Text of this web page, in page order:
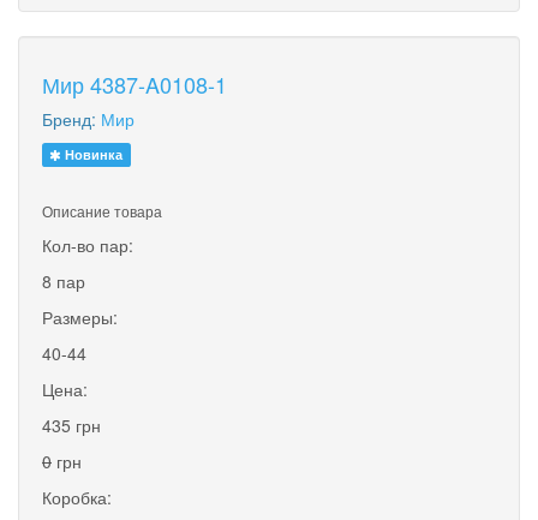
Мир 4387-A0108-1
Бренд: Мир
Новинка
Описание товара
Кол-во пар:
8 пар
Размеры:
40-44
Цена:
435 грн
0 грн
Коробка: